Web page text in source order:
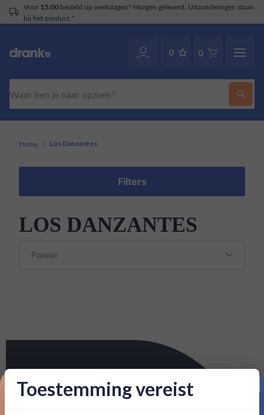
Voor 15:00besteld op werkdagen? Morgen geleverd. Uitzonderingen staan
bij het product.*
0 0
Home Los Danzantes
Filters
LOS DANZANTES
Toestemming vereist
Proost op je eerste korting!